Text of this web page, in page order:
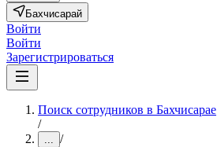
Бахчисарай
Войти
Войти
Зарегистрироваться
Поиск сотрудников в Бахчисарае
/
... /